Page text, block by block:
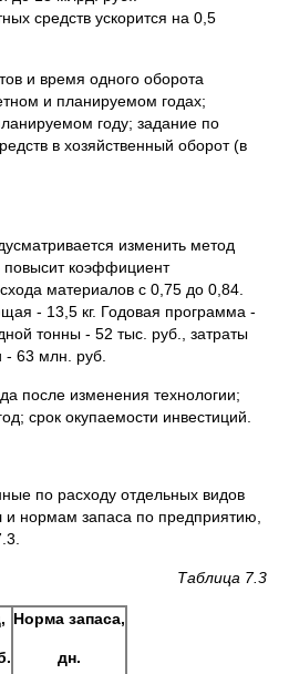
средств ускорится на 0,5
и время одного оборота
и планируемом годах;
году; задание по
в хозяйственный оборот (в
изменить метод
повысит коэффициент
материалов с 0,75 до 0,84.
- 13,5 кг. Годовая программа -
тонны - 52 тыс. руб., затраты
- 63 млн. руб.
после изменения технологии;
срок окупаемости инвестиций.
по расходу отдельных видов
и нормам запаса по предприятию,
Таблица 7.3
Норма запаса,
дн.